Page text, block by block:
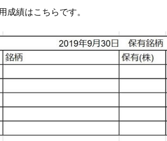
成績はこちらです。